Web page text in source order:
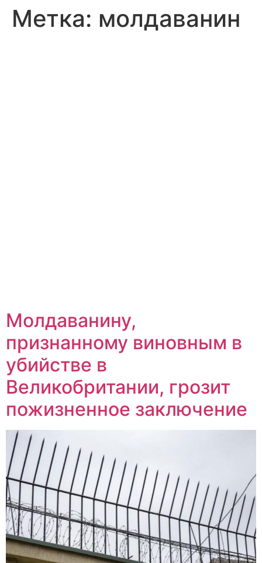
Метка: молдаванин
Молдаванину,
признанному виновным в
убийстве в
Великобритании, грозит
пожизненное заключение